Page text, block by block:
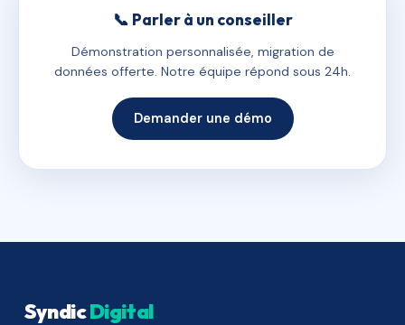
📞 Parler à un conseiller
Démonstration personnalisée, migration de
données offerte. Notre équipe répond sous 24h.
Demander une démo
SyndicDigital